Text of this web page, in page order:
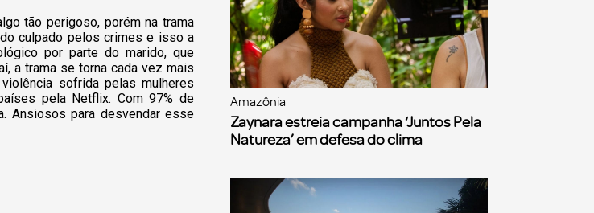
tão perigoso, porém na trama
culpado pelos crimes e isso a
por parte do marido, que
a trama se torna cada vez mais
sofrida pelas mulheres
pela Netflix. Com 97% de
Ansiosos para desvendar esse
Amazônia
Zaynara estreia campanha ‘Juntos Pela
Natureza’ em defesa do clima